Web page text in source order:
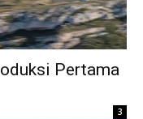
Pertama
3